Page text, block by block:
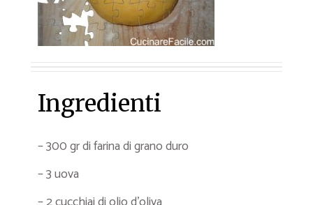
Ingredienti
– 300 gr di farina di grano duro
– 3 uova